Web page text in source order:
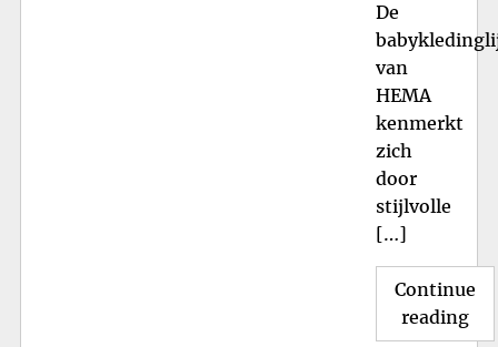
De
van
HEMA
kenmerkt
zich
door
stijlvolle
[…]
Continue
reading